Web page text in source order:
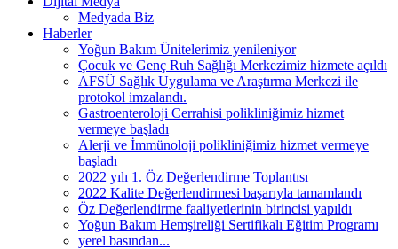
Medyada Biz
Haberler
Yoğun Bakım Ünitelerimiz yenileniyor
Çocuk ve Genç Ruh Sağlığı Merkezimiz hizmete açıldı
AFSÜ Sağlık Uygulama ve Araştırma Merkezi ile
protokol imzalandı.
Gastroenteroloji Cerrahisi polikliniğimiz hizmet
vermeye başladı
Alerji ve İmmünoloji polikliniğimiz hizmet vermeye
başladı
2022 yılı 1. Öz Değerlendirme Toplantısı
2022 Kalite Değerlendirmesi başarıyla tamamlandı
Öz Değerlendirme faaliyetlerinin birincisi yapıldı
Yoğun Bakım Hemşireliği Sertifikalı Eğitim Programı
yerel basından...